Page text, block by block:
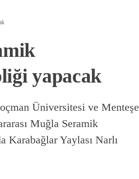
yapacak
Üniversitesi ve Menteşe
Muğla Seramik
Karabağlar Yaylası Narlı